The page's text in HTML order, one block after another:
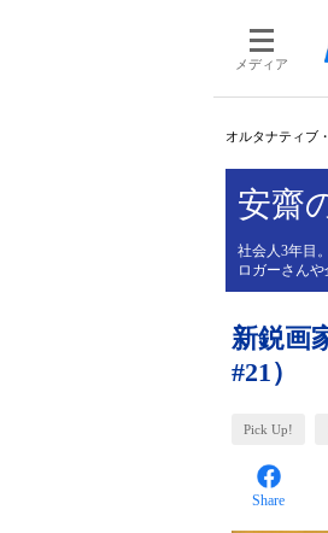
メディア
オルタナティブ
安齋
社会人3年目
ロガーさん
新鋭画
#21）
Pick Up!
Share